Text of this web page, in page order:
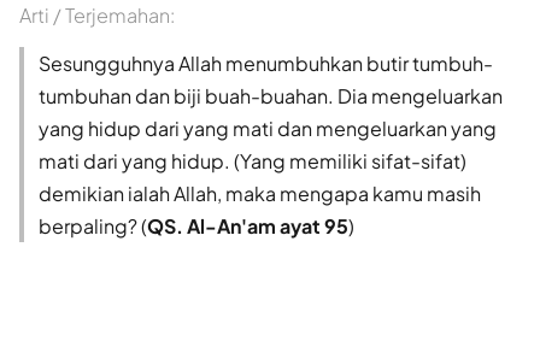
Arti / Terjemahan:
Sesungguhnya Allah menumbuhkan butir tumbuh-
tumbuhan dan biji buah-buahan. Dia mengeluarkan
yang hidup dari yang mati dan mengeluarkan yang
mati dari yang hidup. (Yang memiliki sifat-sifat)
demikian ialah Allah, maka mengapa kamu masih
berpaling? (QS. Al-An'am ayat 95)